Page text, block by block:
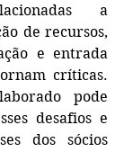
a
de recursos,
e entrada
críticas.
pode
desafios e
dos sócios